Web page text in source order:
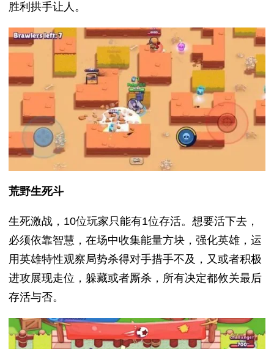
胜利拱手让人。
荒野生死斗
生死激战，10位玩家只能有1位存活。想要活下去，
必须依靠智慧，在场中收集能量方块，强化英雄，运
用英雄特性观察局势杀得对手措手不及，又或者积极
进攻展现走位，躲藏或者厮杀，所有决定都攸关最后
存活与否。